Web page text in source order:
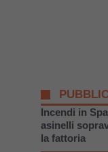
Incendi in
asinelli
la fattoria